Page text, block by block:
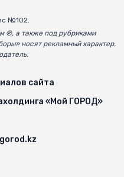
№102.
®, а также под рубриками
носят рекламный характер.
сайта
«Мой ГОРОД»